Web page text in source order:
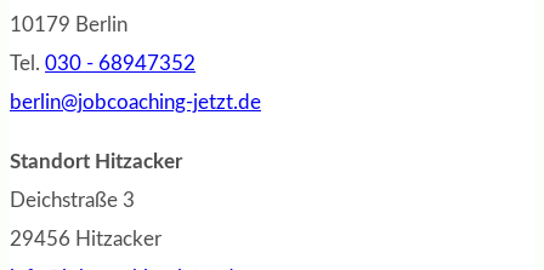
10179 Berlin
Tel. 030 - 68947352
berlin@jobcoaching-jetzt.de
Standort Hitzacker
Deichstraße 3
29456 Hitzacker